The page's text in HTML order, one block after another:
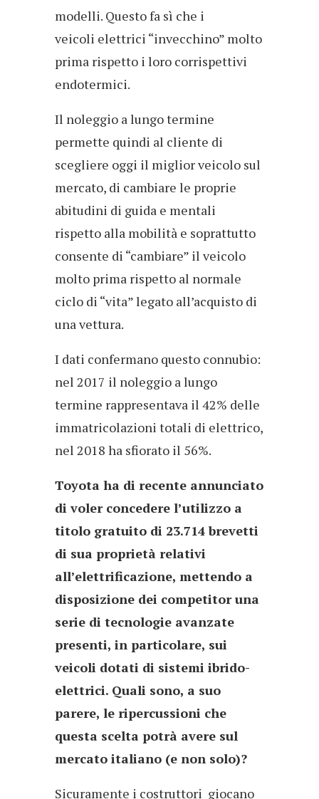
modelli. Questo fa sì che i
veicoli elettrici “invecchino” molto
prima rispetto i loro corrispettivi
endotermici.
Il noleggio a lungo termine
permette quindi al cliente di
scegliere oggi il miglior veicolo sul
mercato, di cambiare le proprie
abitudini di guida e mentali
rispetto alla mobilità e soprattutto
consente di “cambiare” il veicolo
molto prima rispetto al normale
ciclo di “vita” legato all’acquisto di
una vettura.
I dati confermano questo connubio:
nel 2017 il noleggio a lungo
termine rappresentava il 42% delle
immatricolazioni totali di elettrico,
nel 2018 ha sfiorato il 56%.
Toyota ha di recente annunciato
di voler concedere l’utilizzo a
titolo gratuito di 23.714 brevetti
di sua proprietà relativi
all’elettrificazione, mettendo a
disposizione dei competitor una
serie di tecnologie avanzate
presenti, in particolare, sui
veicoli dotati di sistemi ibrido-
elettrici. Quali sono, a suo
parere, le ripercussioni che
questa scelta potrà avere sul
mercato italiano (e non solo)?
Sicuramente i costruttori giocano